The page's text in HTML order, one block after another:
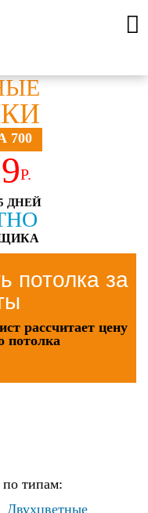
700
Р.
ДНЕЙ
потолка за
рассчитает цену
потолка
типам:
Двухцветные